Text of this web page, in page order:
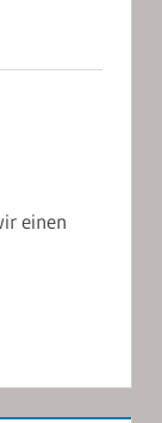
einen